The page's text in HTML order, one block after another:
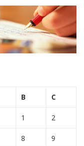
B C
1 2
8 9